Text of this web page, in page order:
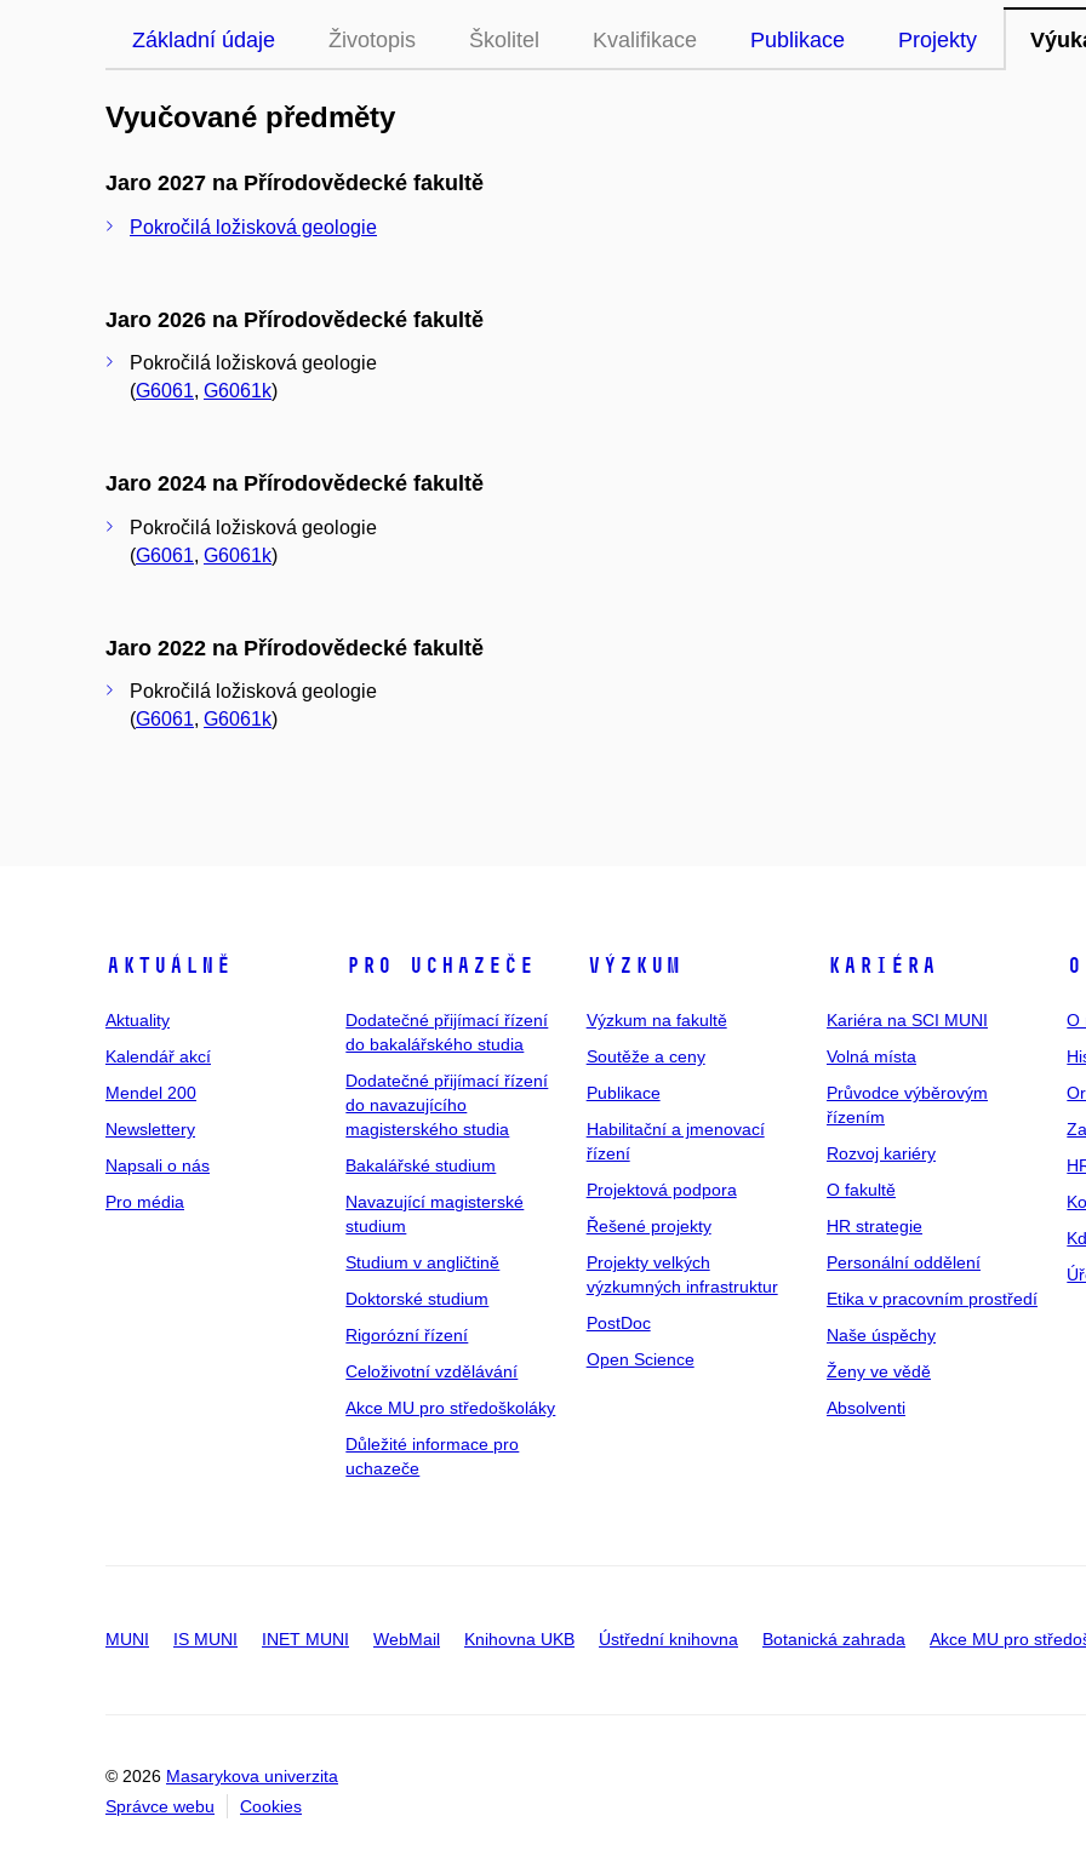
Základní údaje Životopis Školitel Kvalifikace Publikace Projekty
Vyučované předměty
Jaro 2027 na Přírodovědecké fakultě
Pokročilá ložisková geologie
Jaro 2026 na Přírodovědecké fakultě
Pokročilá ložisková geologie
(G6061, G6061k)
Jaro 2024 na Přírodovědecké fakultě
Pokročilá ložisková geologie
(G6061, G6061k)
Jaro 2022 na Přírodovědecké fakultě
Pokročilá ložisková geologie
(G6061, G6061k)
Aktuálně
Aktuality
Kalendář akcí
Mendel 200
Newslettery
Napsali o nás
Pro média
Pro uchazeče
Dodatečné přijímací řízení
do bakalářského studia
Dodatečné přijímací řízení
do navazujícího
magisterského studia
Bakalářské studium
Navazující magisterské
studium
Studium v angličtině
Doktorské studium
Rigorózní řízení
Celoživotní vzdělávání
Akce MU pro středoškoláky
Důležité informace pro
uchazeče
Výzkum
Výzkum na fakultě
Soutěže a ceny
Publikace
Habilitační a jmenovací
řízení
Projektová podpora
Řešené projekty
Projekty velkých
výzkumných infrastruktur
PostDoc
Open Science
Kariéra
Kariéra na SCI MUNI
Volná místa
Průvodce výběrovým
řízením
Rozvoj kariéry
O fakultě
HR strategie
Personální oddělení
Etika v pracovním prostředí
Naše úspěchy
Ženy ve vědě
Absolventi
O
MUNI IS MUNI INET MUNI WebMail Knihovna UKB Ústřední knihovna Botanická zahrada Akce MU pro
© 2026 Masarykova univerzita
Správce webu
Cookies